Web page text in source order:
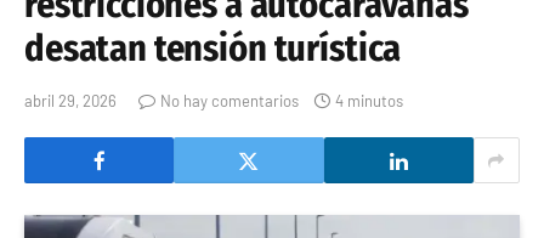
desatan tensión turística
abril 29, 2026 No hay comentarios 4 minutos